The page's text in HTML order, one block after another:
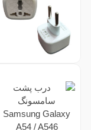
پارچه ای 1
MaAnt 1
سامسونگ 24